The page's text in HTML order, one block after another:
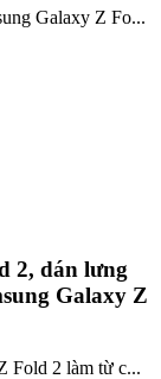
Galaxy Z Fo...
2, dán lưng
Galaxy Z
Fold 2 làm từ c...